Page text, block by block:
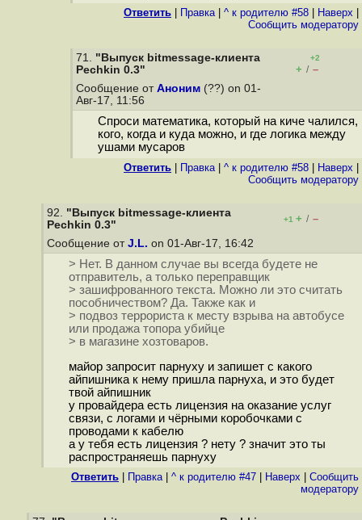
Ответить Правка| ^ к родителю #58 Наверх
Cообщить модератору
71. "Выпуск bitmessage-клиента
Pechkin 0.3"
+2
+ / –
Сообщение от Аноним (??) on 01-
Авг-17, 11:56
Спроси математика, который на киче чалился,
кого, когда и куда можно, и где логика между
ушами мусаров
Ответить Правка| ^ к родителю #58 Наверх
Cообщить модератору
92. "Выпуск bitmessage-клиента
Pechkin 0.3"
+1 + / –
Сообщение от J.L. on 01-Авг-17, 16:42
> Нет. В данном случае вы всегда будете не
отправитель, а только переправщик
> зашифрованного текста. Можно ли это считать
пособничеством? Да. Также как и
> подвоз террориста к месту взрыва на автобусе
или продажа топора убийце
> в магазине хозтоваров.
майор запросит парнуху и запишет с какого
айпишника к нему пришла парнуха, и это будет
твой айпишник
у провайдера есть лицензия на оказание услуг
связи, с логами и чёрными коробочками с
проводами к кабелю
а у тебя есть лицензия ? нету ? значит это ты
распространяешь парнуху
Ответить Правка| ^ к родителю #47 Наверх
Cообщить
модератору